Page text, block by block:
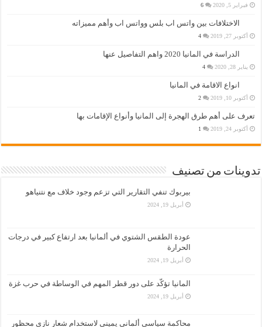
فبراير 5, 2020 6
الاختلافات بين واتس اب بلس وواتس اب وأهم مميزاته
أكتوبر 27, 2019 4
الدراسة في المانيا 2020 واهم التفاصيل عنها
يناير 28, 2020 4
انواع الاقامة في المانيا
أكتوبر 10, 2019 2
تعرف على أهم طرق الهجرة إلى المانيا وأنواع الإقامات بها
أكتوبر 24, 2019 1
تدوينات من تصنيف
بيربوك تنفي التقارير التي تزعم وجود خلاف مع نتنياهو
أبريل 19, 2024
عودة الطقس الشتوي في ألمانيا بعد ارتفاع كبير في درجات
الحرارة
أبريل 19, 2024
المانيا تؤكّد على دور قطر المهم في الوساطة في حرب غزة
أبريل 19, 2024
محاكمة سياسي ألماني يميني لاستخدام شعار نازي محظور